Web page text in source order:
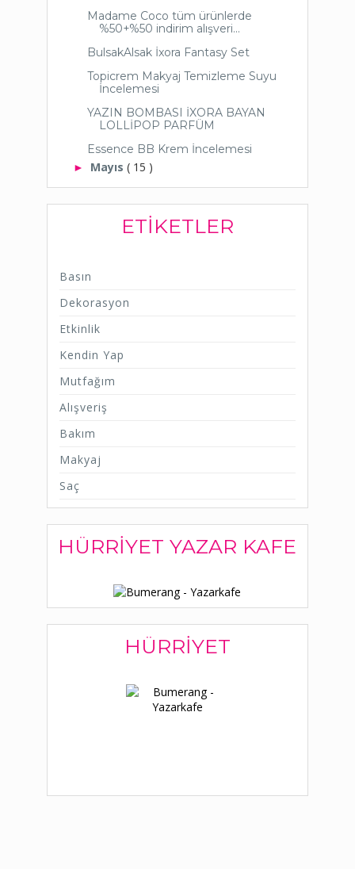
Madame Coco tüm ürünlerde
%50+%50 indirim alışveri...
BulsakAlsak İxora Fantasy Set
Topicrem Makyaj Temizleme Suyu
İncelemesi
YAZIN BOMBASI İXORA BAYAN
LOLLİPOP PARFÜM
Essence BB Krem İncelemesi
► Mayıs ( 15 )
ETIKETLER
Basın
Dekorasyon
Etkinlik
Kendin Yap
Mutfağım
Alışveriş
Bakım
Makyaj
Saç
HÜRRIYET YAZAR KAFE
HÜRRIYET